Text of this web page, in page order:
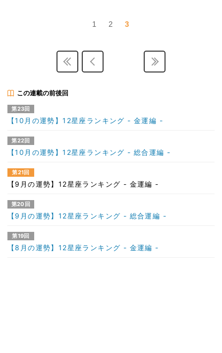
1 2 3
この連載の前後回
第23回
【10月の運勢】12星座ランキング - 金運編 -
第22回
【10月の運勢】12星座ランキング - 総合運編 -
第21回
【9月の運勢】12星座ランキング - 金運編 -
第20回
【9月の運勢】12星座ランキング - 総合運編 -
第19回
【8月の運勢】12星座ランキング - 金運編 -